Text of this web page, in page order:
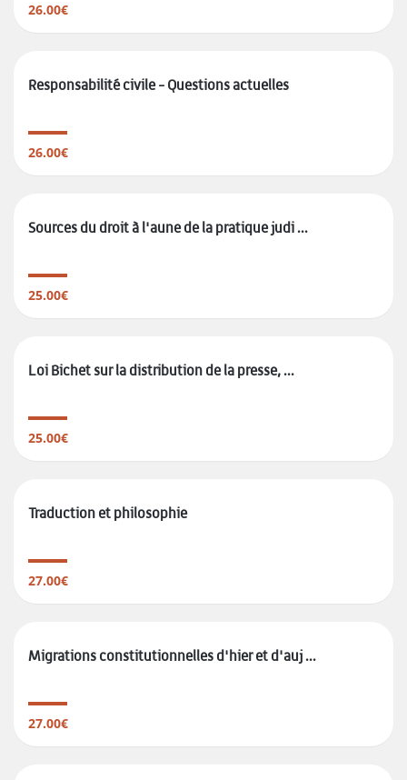
26.00€
Responsabilité civile - Questions actuelles
26.00€
Sources du droit à l'aune de la pratique judi ...
25.00€
Loi Bichet sur la distribution de la presse, ...
25.00€
Traduction et philosophie
27.00€
Migrations constitutionnelles d'hier et d'auj ...
27.00€